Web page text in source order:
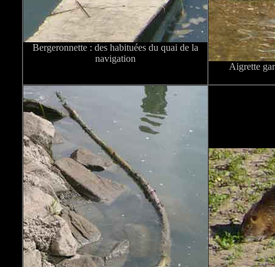
Bergeronnette : des habituées du quai de la
navigation
Aigrette